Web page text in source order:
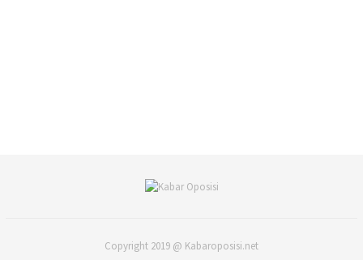
Copyright 2019 @ Kabaroposisi.net